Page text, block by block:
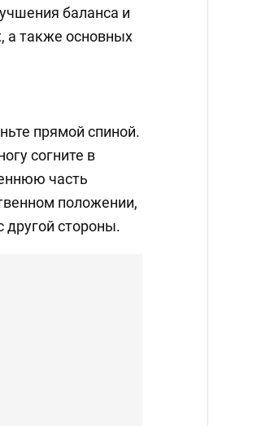
баланса и
а также основных
прямой спиной.
согните в
часть
положении,
другой стороны.